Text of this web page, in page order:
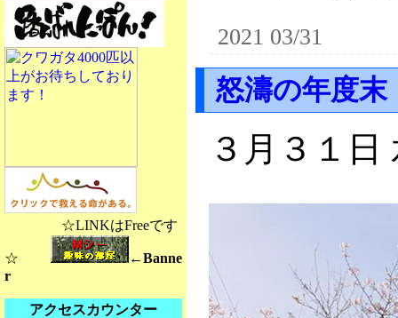
☆LINKはFreeです
☆
←Banne
r
アクセスカウンター
2021 03/31
怒濤の年度末
３月３１日